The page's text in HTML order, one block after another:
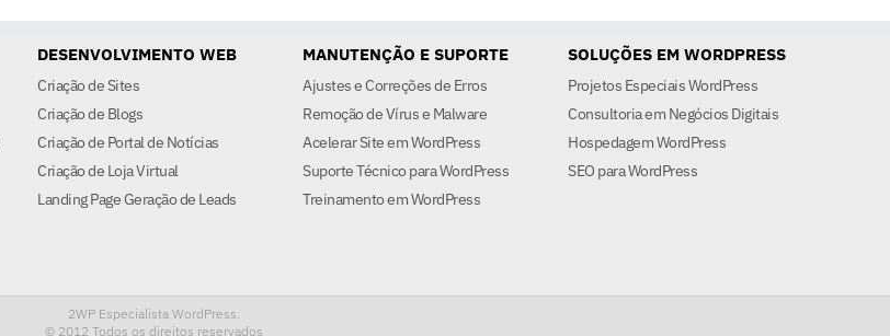
DESENVOLVIMENTO WEB
Criação de Sites
Criação de Blogs
Criação de Portal de Notícias
Criação de Loja Virtual
Landing Page Geração de Leads
MANUTENÇÃO E SUPORTE
Ajustes e Correções de Erros
Remoção de Vírus e Malware
Acelerar Site em WordPress
Suporte Técnico para WordPress
Treinamento em WordPress
SOLUÇÕES EM WORDPRESS
Projetos Especiais WordPress
Consultoria em Negócios Digitais
Hospedagem WordPress
SEO para WordPress
2WP Especialista WordPress.
© 2012 Todos os direitos reservados